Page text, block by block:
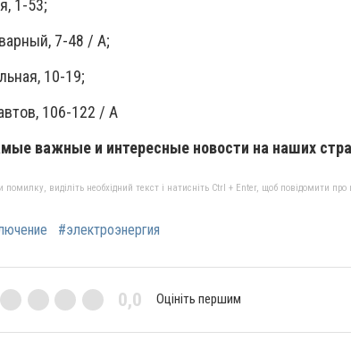
1-53;
7-48 / А;
10-19;
106-122 / А
важные и интересные новости на наших
виділіть необхідний текст і натисніть Ctrl + Enter, щоб повідомити про
#электроэнергия
0,0 Оцініть першим